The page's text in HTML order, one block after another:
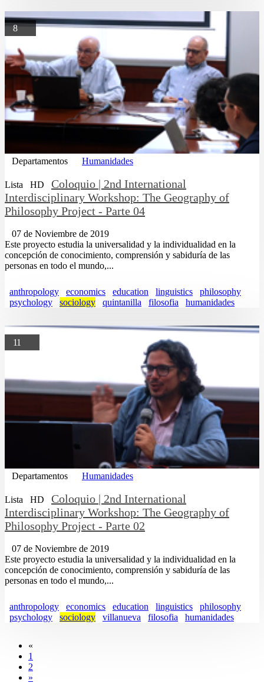
8
Departamentos Humanidades
Lista HD
Coloquio | 2nd International
Interdisciplinary Workshop: The Geography of
Philosophy Project - Parte 04
07 de Noviembre de 2019
Este proyecto estudia la universalidad y la individualidad en la
concepción de conocimiento, comprensión y sabiduría de las
personas en todo el mundo,...
anthropology economics education linguistics
philosophy
psychology
sociology quintanilla filosofia humanidades
11
Departamentos Humanidades
Lista HD
Coloquio | 2nd International
Interdisciplinary Workshop: The Geography of
Philosophy Project - Parte 02
07 de Noviembre de 2019
Este proyecto estudia la universalidad y la individualidad en la
concepción de conocimiento, comprensión y sabiduría de las
personas en todo el mundo,...
anthropology economics education linguistics
philosophy
psychology
sociology villanueva filosofia humanidades
«
1
2
»